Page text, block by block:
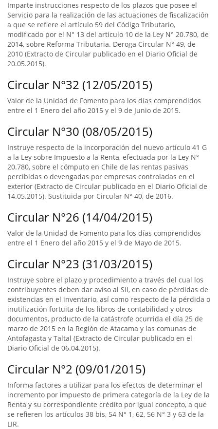
Imparte instrucciones respecto de los plazos que posee el
Servicio para la realización de las actuaciones de fiscalización
a que se refiere el artículo 59 del Código Tributario,
modificado por el N° 13 del artículo 10 de la Ley N° 20.780, de
2014, sobre Reforma Tributaria. Deroga Circular N° 49, de
2010 (Extracto de Circular publicado en el Diario Oficial de
20.05.2015).
Circular N°32 (12/05/2015)
Valor de la Unidad de Fomento para los días comprendidos
entre el 1 Enero del año 2015 y el 9 de Junio de 2015.
Circular N°30 (08/05/2015)
Instruye respecto de la incorporación del nuevo artículo 41 G
a la Ley sobre Impuesto a la Renta, efectuada por la Ley N°
20.780, sobre el cómputo en Chile de las rentas pasivas
percibidas o devengadas por empresas controladas en el
exterior (Extracto de Circular publicado en el Diario Oficial de
14.05.2015). Sustituida por Circular N° 40, de 2016.
Circular N°26 (14/04/2015)
Valor de la Unidad de Fomento para los días comprendidos
entre el 1 Enero del año 2015 y el 9 de Mayo de 2015.
Circular N°23 (31/03/2015)
Instruye sobre el plazo y procedimiento a través del cual los
contribuyentes deben dar aviso al SII, en caso de pérdidas de
existencias en el inventario, así como respecto de la pérdida o
inutilización fortuita de los libros de contabilidad y otros
documentos, producto de la catástrofe ocurrida el día 25 de
marzo de 2015 en la Región de Atacama y las comunas de
Antofagasta y Taltal (Extracto de Circular publicado en el
Diario Oficial de 06.04.2015).
Circular N°2 (09/01/2015)
Informa factores a utilizar para los efectos de determinar el
incremento por impuesto de primera categoría de la Ley de la
Renta y su correspondiente crédito por igual concepto, a que
se refieren los artículos 38 bis, 54 N° 1, 62, 56 N° 3 y 63 de la
LIR.